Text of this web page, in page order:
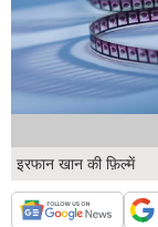
इरफान खान की फ़िल्में